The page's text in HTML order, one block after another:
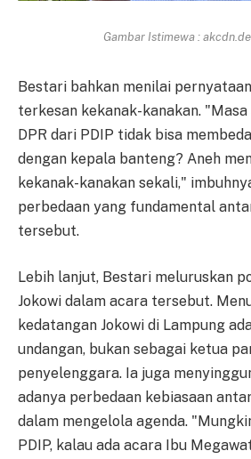
Gambar Istimewa :
Bestari bahkan menilai
terkesan kekanak-kanakan.
DPR dari PDIP tidak bisa
dengan kepala banteng? Aneh
kekanak-kanakan sekali,"
perbedaan yang fundamental
tersebut.
Lebih lanjut, Bestari meluruskan
Jokowi dalam acara tersebut.
kedatangan Jokowi di Lampung
undangan, bukan sebagai ketua
penyelenggara. Ia juga
adanya perbedaan kebiasaan
dalam mengelola agenda.
PDIP, kalau ada acara Ibu